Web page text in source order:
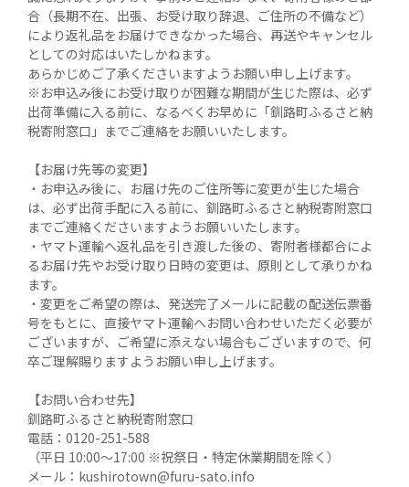
合（長期不在、出張、お受け取り辞退、ご住所の不備など）
により返礼品をお届けできなかった場合、再送やキャンセル
としての対応はいたしかねます。
あらかじめご了承くださいますようお願い申し上げます。
※お申込み後にお受け取りが困難な期間が生じた際は、必ず
出荷準備に入る前に、なるべくお早めに「釧路町ふるさと納
税寄附窓口」までご連絡をお願いいたします。
【お届け先等の変更】
・お申込み後に、お届け先のご住所等に変更が生じた場合
は、必ず出荷手配に入る前に、釧路町ふるさと納税寄附窓口
までご連絡くださいますようお願いいたします。
・ヤマト運輸へ返礼品を引き渡した後の、寄附者様都合によ
るお届け先やお受け取り日時の変更は、原則として承りかね
ます。
・変更をご希望の際は、発送完了メールに記載の配送伝票番
号をもとに、直接ヤマト運輸へお問い合わせいただく必要が
ございますが、ご希望に添えない場合もございますので、何
卒ご理解賜りますようお願い申し上げます。
【お問い合わせ先】
釧路町ふるさと納税寄附窓口
電話：0120-251-588
（平日 10:00～17:00 ※祝祭日・特定休業期間を除く）
メール：kushirotown@furu-sato.info